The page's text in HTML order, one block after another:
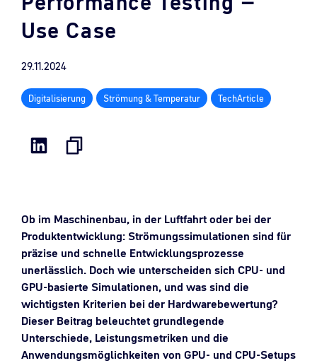
Use Case
29.11.2024
Digitalisierung Strömung & Temperatur TechArticle
Ob im Maschinenbau, in der Luftfahrt oder bei der
Produktentwicklung: Strömungssimulationen sind für
präzise und schnelle Entwicklungsprozesse
unerlässlich. Doch wie unterscheiden sich CPU- und
GPU-basierte Simulationen, und was sind die
wichtigsten Kriterien bei der Hardwarebewertung?
Dieser Beitrag beleuchtet grundlegende
Unterschiede, Leistungsmetriken und die
Anwendungsmöglichkeiten von GPU- und CPU-Setups